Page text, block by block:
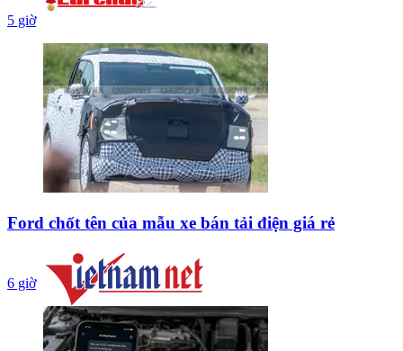
5 giờ
Ford chốt tên của mẫu xe bán tải điện giá rẻ
6 giờ